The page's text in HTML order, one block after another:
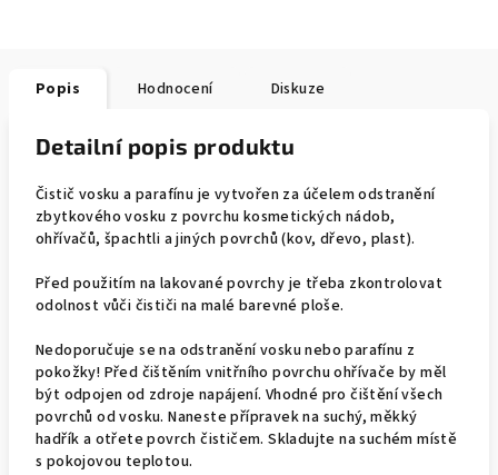
Popis Hodnocení Diskuze
Detailní popis produktu
Čistič vosku a parafínu je vytvořen za účelem odstranění
zbytkového vosku z povrchu kosmetických nádob,
ohřívačů, špachtli a jiných povrchů (kov, dřevo, plast).
Před použitím na lakované povrchy je třeba zkontrolovat
odolnost vůči čističi na malé barevné ploše.
Nedoporučuje se na odstranění vosku nebo parafínu z
pokožky! Před čištěním vnitřního povrchu ohřívače by měl
být odpojen od zdroje napájení. Vhodné pro čištění všech
povrchů od vosku. Naneste přípravek na suchý, měkký
hadřík a otřete povrch čističem. Skladujte na suchém místě
s pokojovou teplotou.